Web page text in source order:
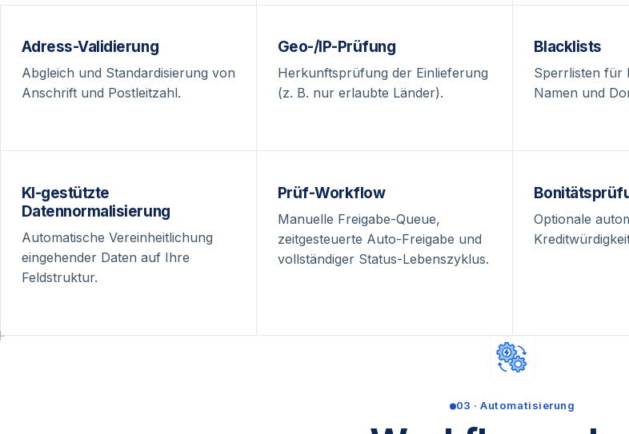
Adress-Validierung
Abgleich und Standardisierung von
Anschrift und Postleitzahl.
Geo-/IP-Prüfung
Herkunftsprüfung der Einlieferung
(z. B. nur erlaubte Länder).
Blacklists
Sperrlisten für
Namen und
KI-gestützte
Datennormalisierung
Automatische Vereinheitlichung
eingehender Daten auf Ihre
Feldstruktur.
Prüf-Workflow
Manuelle Freigabe-Queue,
zeitgesteuerte Auto-Freigabe und
vollständiger Status-Lebenszyklus.
Optionale
03 · Automatisierung